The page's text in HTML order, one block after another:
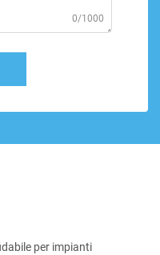
0/1000
per impianti